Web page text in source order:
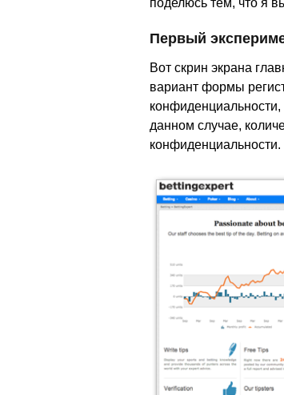
поделюсь тем, что я
Первый
Вот скрин экрана
вариант формы
данном случае,
конфиденциальности.